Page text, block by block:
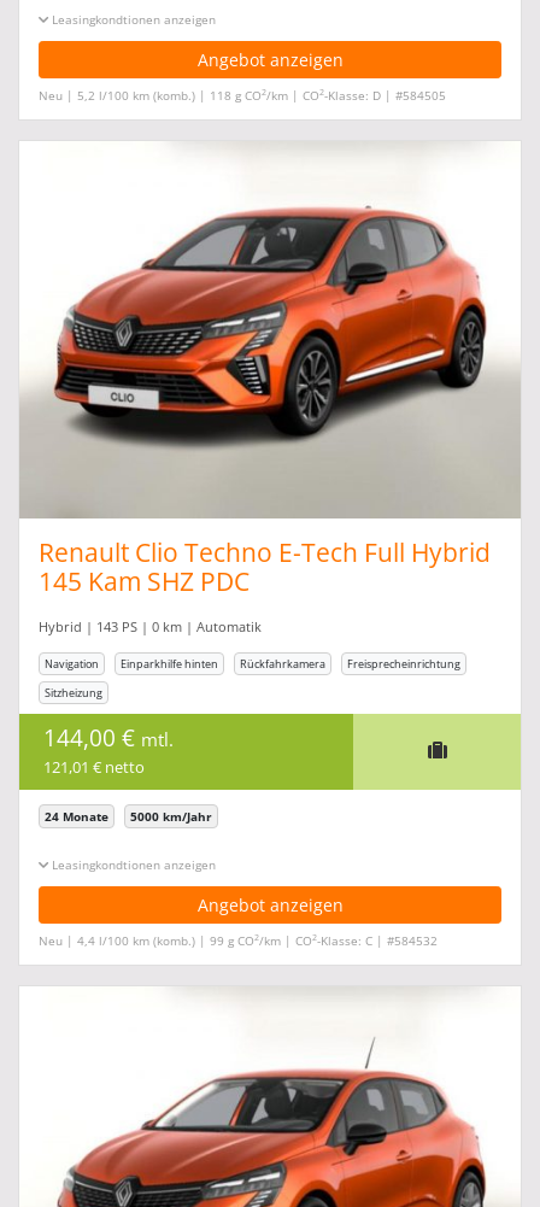
Leasingkonditionen ein-/ausblenden
Angebot anzeigen
Neu | 5,2 l/100 km (komb.) | 118 g CO2/km | CO2-Klasse: D | #584505
Renault Clio Techno E-Tech Full Hybrid
145 Kam SHZ PDC
Hybrid | 143 PS | 0 km | Automatik
Navigation Einparkhilfe hinten Rückfahrkamera
Freisprecheinrichtung
Sitzheizung
144,00 € mtl.
121,01 € netto
24 Monate 5000 km/Jahr
Leasingkonditionen ein-/ausblenden
Angebot anzeigen
Neu | 4,4 l/100 km (komb.) | 99 g CO2/km | CO2-Klasse: C | #584532